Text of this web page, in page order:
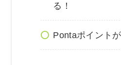
る！
Pontaポイント